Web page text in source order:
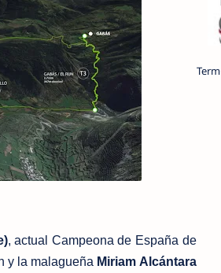
, actual Campeona de España de
y la malagueña Miriam Alcántara
Term